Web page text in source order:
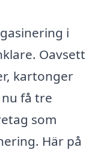
i
Oavsett
kartonger
få tre
som
Här på